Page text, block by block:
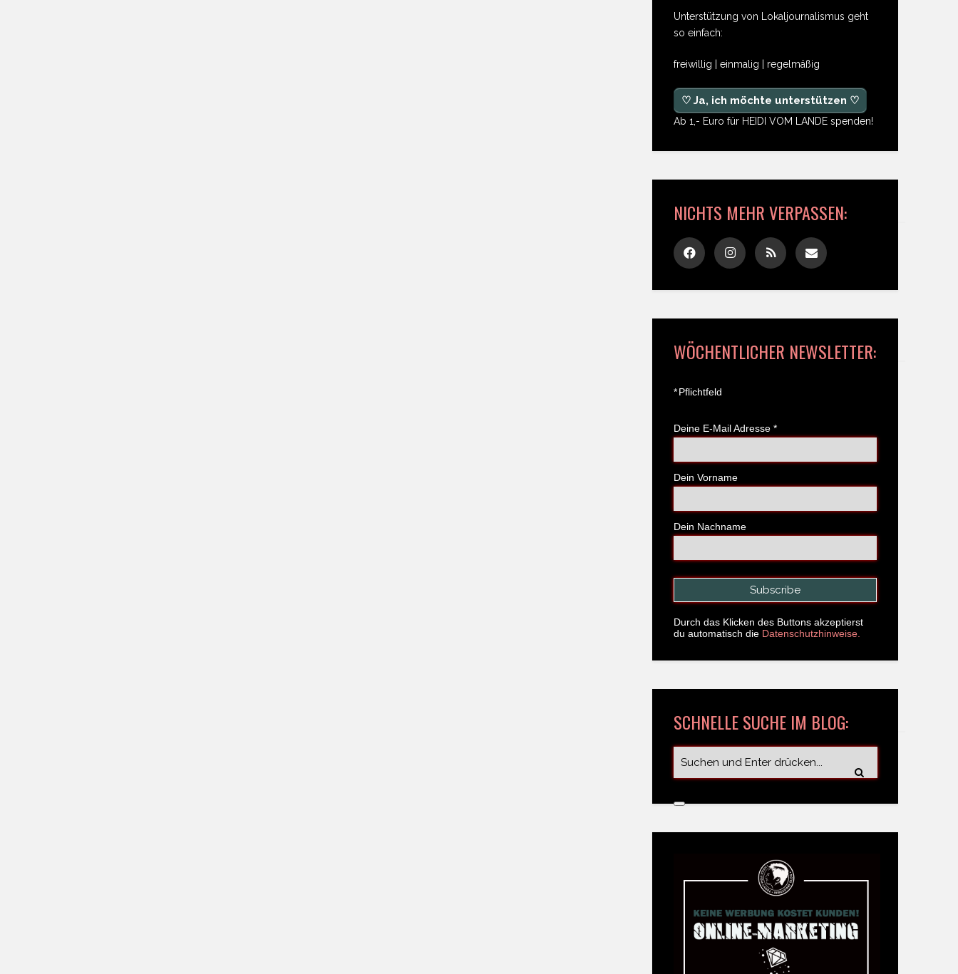
Unterstützung von Lokaljournalismus geht
so einfach:
freiwillig | einmalig | regelmäßig
♡ Ja, ich möchte unterstützen ♡
Ab 1,- Euro für HEIDI VOM LANDE spenden!
NICHTS MEHR VERPASSEN:
WÖCHENTLICHER NEWSLETTER:
*Pflichtfeld
Deine E-Mail Adresse *
Dein Vorname
Dein Nachname
Durch das Klicken des Buttons akzeptierst
du automatisch die Datenschutzhinweise.
SCHNELLE SUCHE IM BLOG: